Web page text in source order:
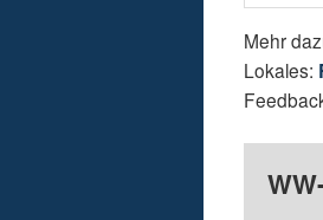
Mehr
Lokales: